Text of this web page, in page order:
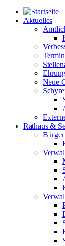
Aktuelles
Neue
Rathaus &